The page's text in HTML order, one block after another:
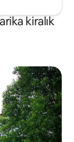
kiralık